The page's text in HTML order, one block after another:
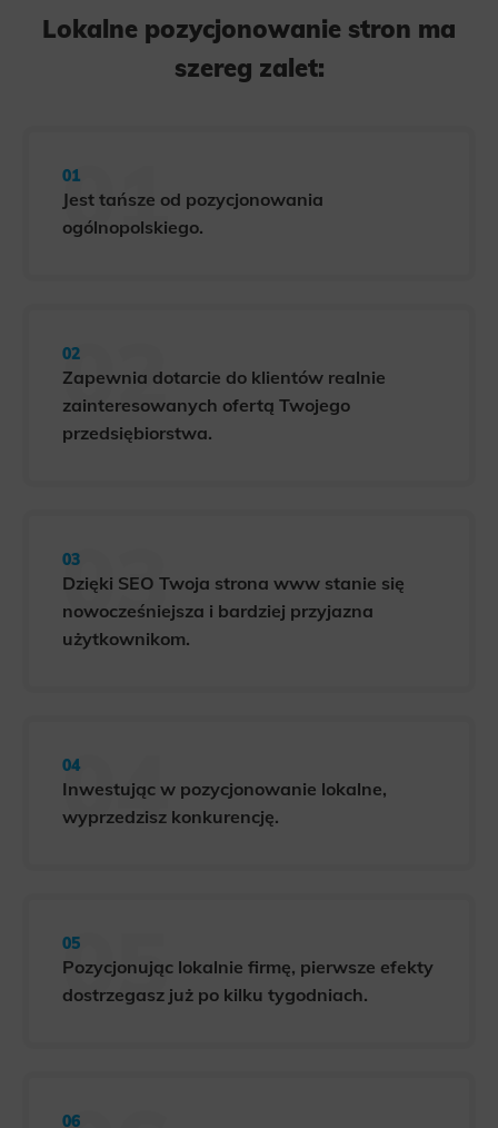
Lokalne pozycjonowanie stron ma
szereg zalet:
Jest tańsze od pozycjonowania
ogólnopolskiego.
Zapewnia dotarcie do klientów realnie
zainteresowanych ofertą Twojego
przedsiębiorstwa.
Dzięki SEO Twoja strona www stanie się
nowocześniejsza i bardziej przyjazna
użytkownikom.
Inwestując w pozycjonowanie lokalne,
wyprzedzisz konkurencję.
Pozycjonując lokalnie firmę, pierwsze efekty
dostrzegasz już po kilku tygodniach.